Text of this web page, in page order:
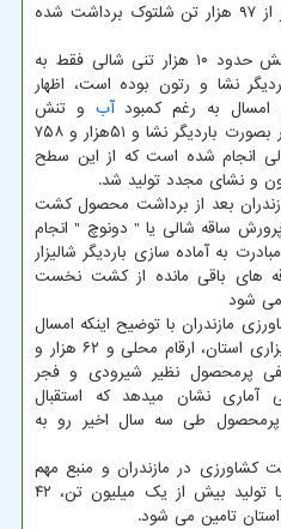
و ۶۸۶ تن و کشت دوم هم کمتر از ۹۷ هزار تن شلتوک برداشت شده
رمضانی با توضیح اینکه دلیل کاهش حدود ۱۰ هزار تنی شالی فقط به
نشا و رتون بوده است، اظهار
به رغم کمبودآب و تنش
خشکسالی ۴۰هزارو ۸۱۹ هزار هکتار بصورت باردیگر نشا و ۵۱هزار و ۷۵۸
انجام شده است که از این سطح
بعد از برداشت محصول کشت
ساقه شالی یا " دونوچ " انجام
به آماده سازی باردیگر شالیزار
های باقی مانده از کشت نخست
می شود
مازندران با توضیح اینکه امسال
۱۵۲ هزار و ۲۹۸ هکتار مزارع شالیزاری استان، ارقام محلی و ۶۲ هزار و
کیفی پرمحصول نظیر شیرودی و فجر
نشان میدهد که استقبال
پرمحصول طی سه سال اخیر رو به
کشاورزی در مازندران و منبع مهم
درآمد کشاورزان استان است و با تولید بیش از یک میلیون تن، ۴۲
استان تامین می شود.